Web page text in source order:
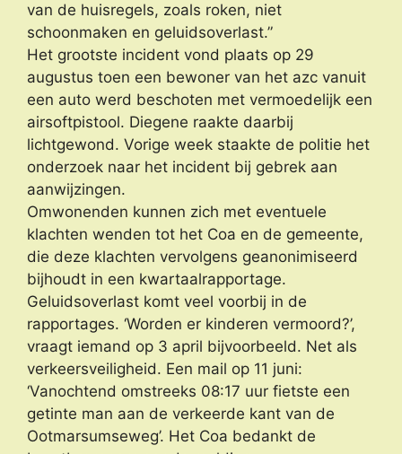
van de huisregels, zoals roken, niet
schoonmaken en geluidsoverlast.”
Het grootste incident vond plaats op 29
augustus toen een bewoner van het azc vanuit
een auto werd beschoten met vermoedelijk een
airsoftpistool. Diegene raakte daarbij
lichtgewond. Vorige week staakte de politie het
onderzoek naar het incident bij gebrek aan
aanwijzingen.
Omwonenden kunnen zich met eventuele
klachten wenden tot het Coa en de gemeente,
die deze klachten vervolgens geanonimiseerd
bijhoudt in een kwartaalrapportage.
Geluidsoverlast komt veel voorbij in de
rapportages. ‘Worden er kinderen vermoord?’,
vraagt iemand op 3 april bijvoorbeeld. Net als
verkeersveiligheid. Een mail op 11 juni:
‘Vanochtend omstreeks 08:17 uur fietste een
getinte man aan de verkeerde kant van de
Ootmarsumseweg’. Het Coa bedankt de